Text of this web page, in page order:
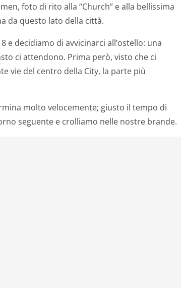
foto di rito alla “Church” e alla bellissima
da questo lato della città.
e decidiamo di avvicinarci all’ostello: una
ci attendono. Prima però, visto che ci
vie del centro della City, la parte più
molto velocemente; giusto il tempo di
seguente e crolliamo nelle nostre brande.